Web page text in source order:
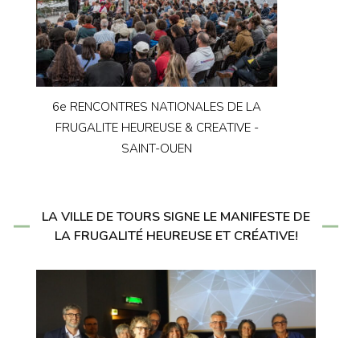
6e RENCONTRES NATIONALES DE LA
FRUGALITE HEUREUSE & CREATIVE -
SAINT-OUEN
LA VILLE DE TOURS SIGNE LE MANIFESTE DE
LA FRUGALITÉ HEUREUSE ET CRÉATIVE!